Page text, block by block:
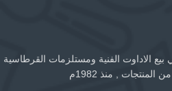
الاداوت الفنية ومستلزمات القرطاسية
المنتجات , منذ 1982م